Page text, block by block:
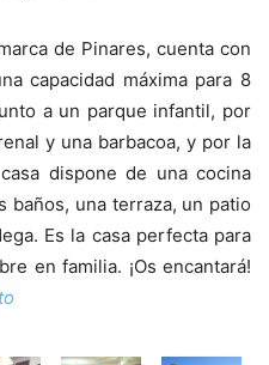
de Pinares, cuenta con
capacidad máxima para 8
a un parque infantil, por
y una barbacoa, y por la
dispone de una cocina
baños, una terraza, un patio
Es la casa perfecta para
en familia. ¡Os encantará!